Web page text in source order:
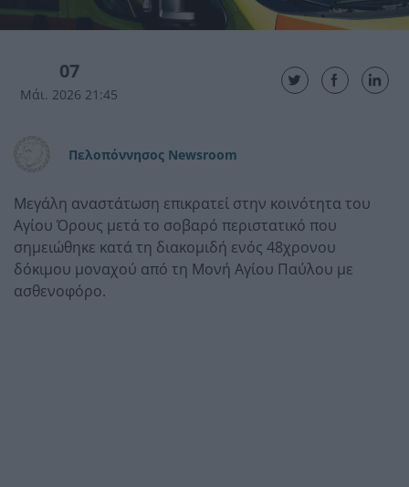
07
Μάι. 2026 21:45
Πελοπόννησος Newsroom
Μεγάλη αναστάτωση επικρατεί στην κοινότητα του
Αγίου Όρους μετά το σοβαρό περιστατικό που
σημειώθηκε κατά τη διακομιδή ενός 48χρονου
δόκιμου μοναχού από τη Μονή Αγίου Παύλου με
ασθενοφόρο.